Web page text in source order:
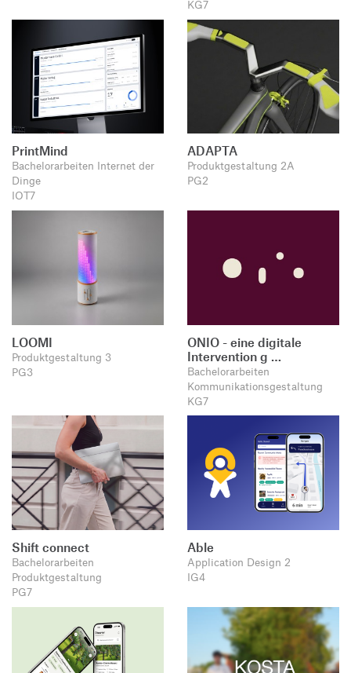
KG7
PrintMind
Bachelorarbeiten Internet der
Dinge
IOT7
ADAPTA
Produktgestaltung 2A
PG2
LOOMI
Produktgestaltung 3
PG3
ONIO - eine digitale
Intervention g …
Bachelorarbeiten
Kommunikationsgestaltung
KG7
Shift connect
Bachelorarbeiten
Produktgestaltung
PG7
Able
Application Design 2
IG4